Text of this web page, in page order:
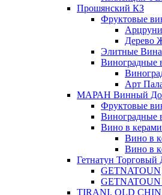
Прошянский КЗ
Фруктовые
Арцруни
Дерево
Элитные Вина
Виноградные
Арт
МАРАН Винный
Фруктовые
Виноградные
Вино в
Вино в
Вино в
Гетнатун Торговый
GETNATOUN
TIRANI. OLD